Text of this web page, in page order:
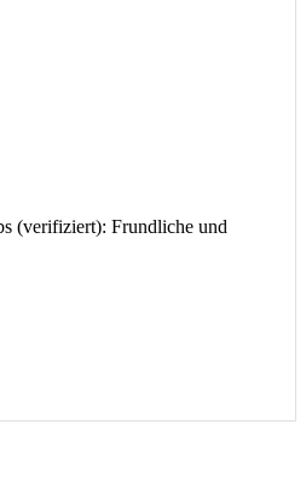
(verifiziert): Frundliche und